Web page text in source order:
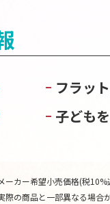
フラッ
子ども
カー希望小売価格(税10%
の商品と一部異なる場合